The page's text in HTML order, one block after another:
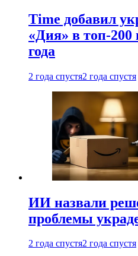
Time добавил
«Дия» в топ-200
года
2 года спустя2 года спустя
ИИ назвали
проблемы
2 года спустя2 года спустя